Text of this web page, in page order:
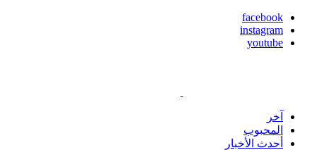
facebook
instagram
youtube
آخر
المحبوب
أحدث الأخبار